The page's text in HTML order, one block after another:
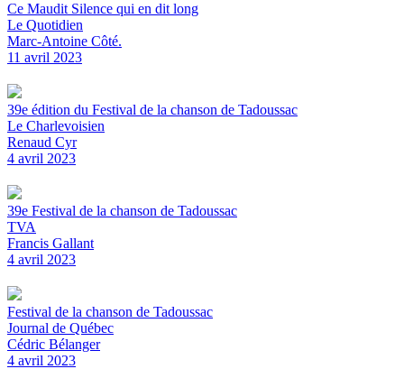
Ce Maudit Silence qui en dit long
Le Quotidien
Marc-Antoine Côté.
11 avril 2023
39e édition du Festival de la chanson de Tadoussac
Le Charlevoisien
Renaud Cyr
4 avril 2023
39e Festival de la chanson de Tadoussac
TVA
Francis Gallant
4 avril 2023
Festival de la chanson de Tadoussac
Journal de Québec
Cédric Bélanger
4 avril 2023